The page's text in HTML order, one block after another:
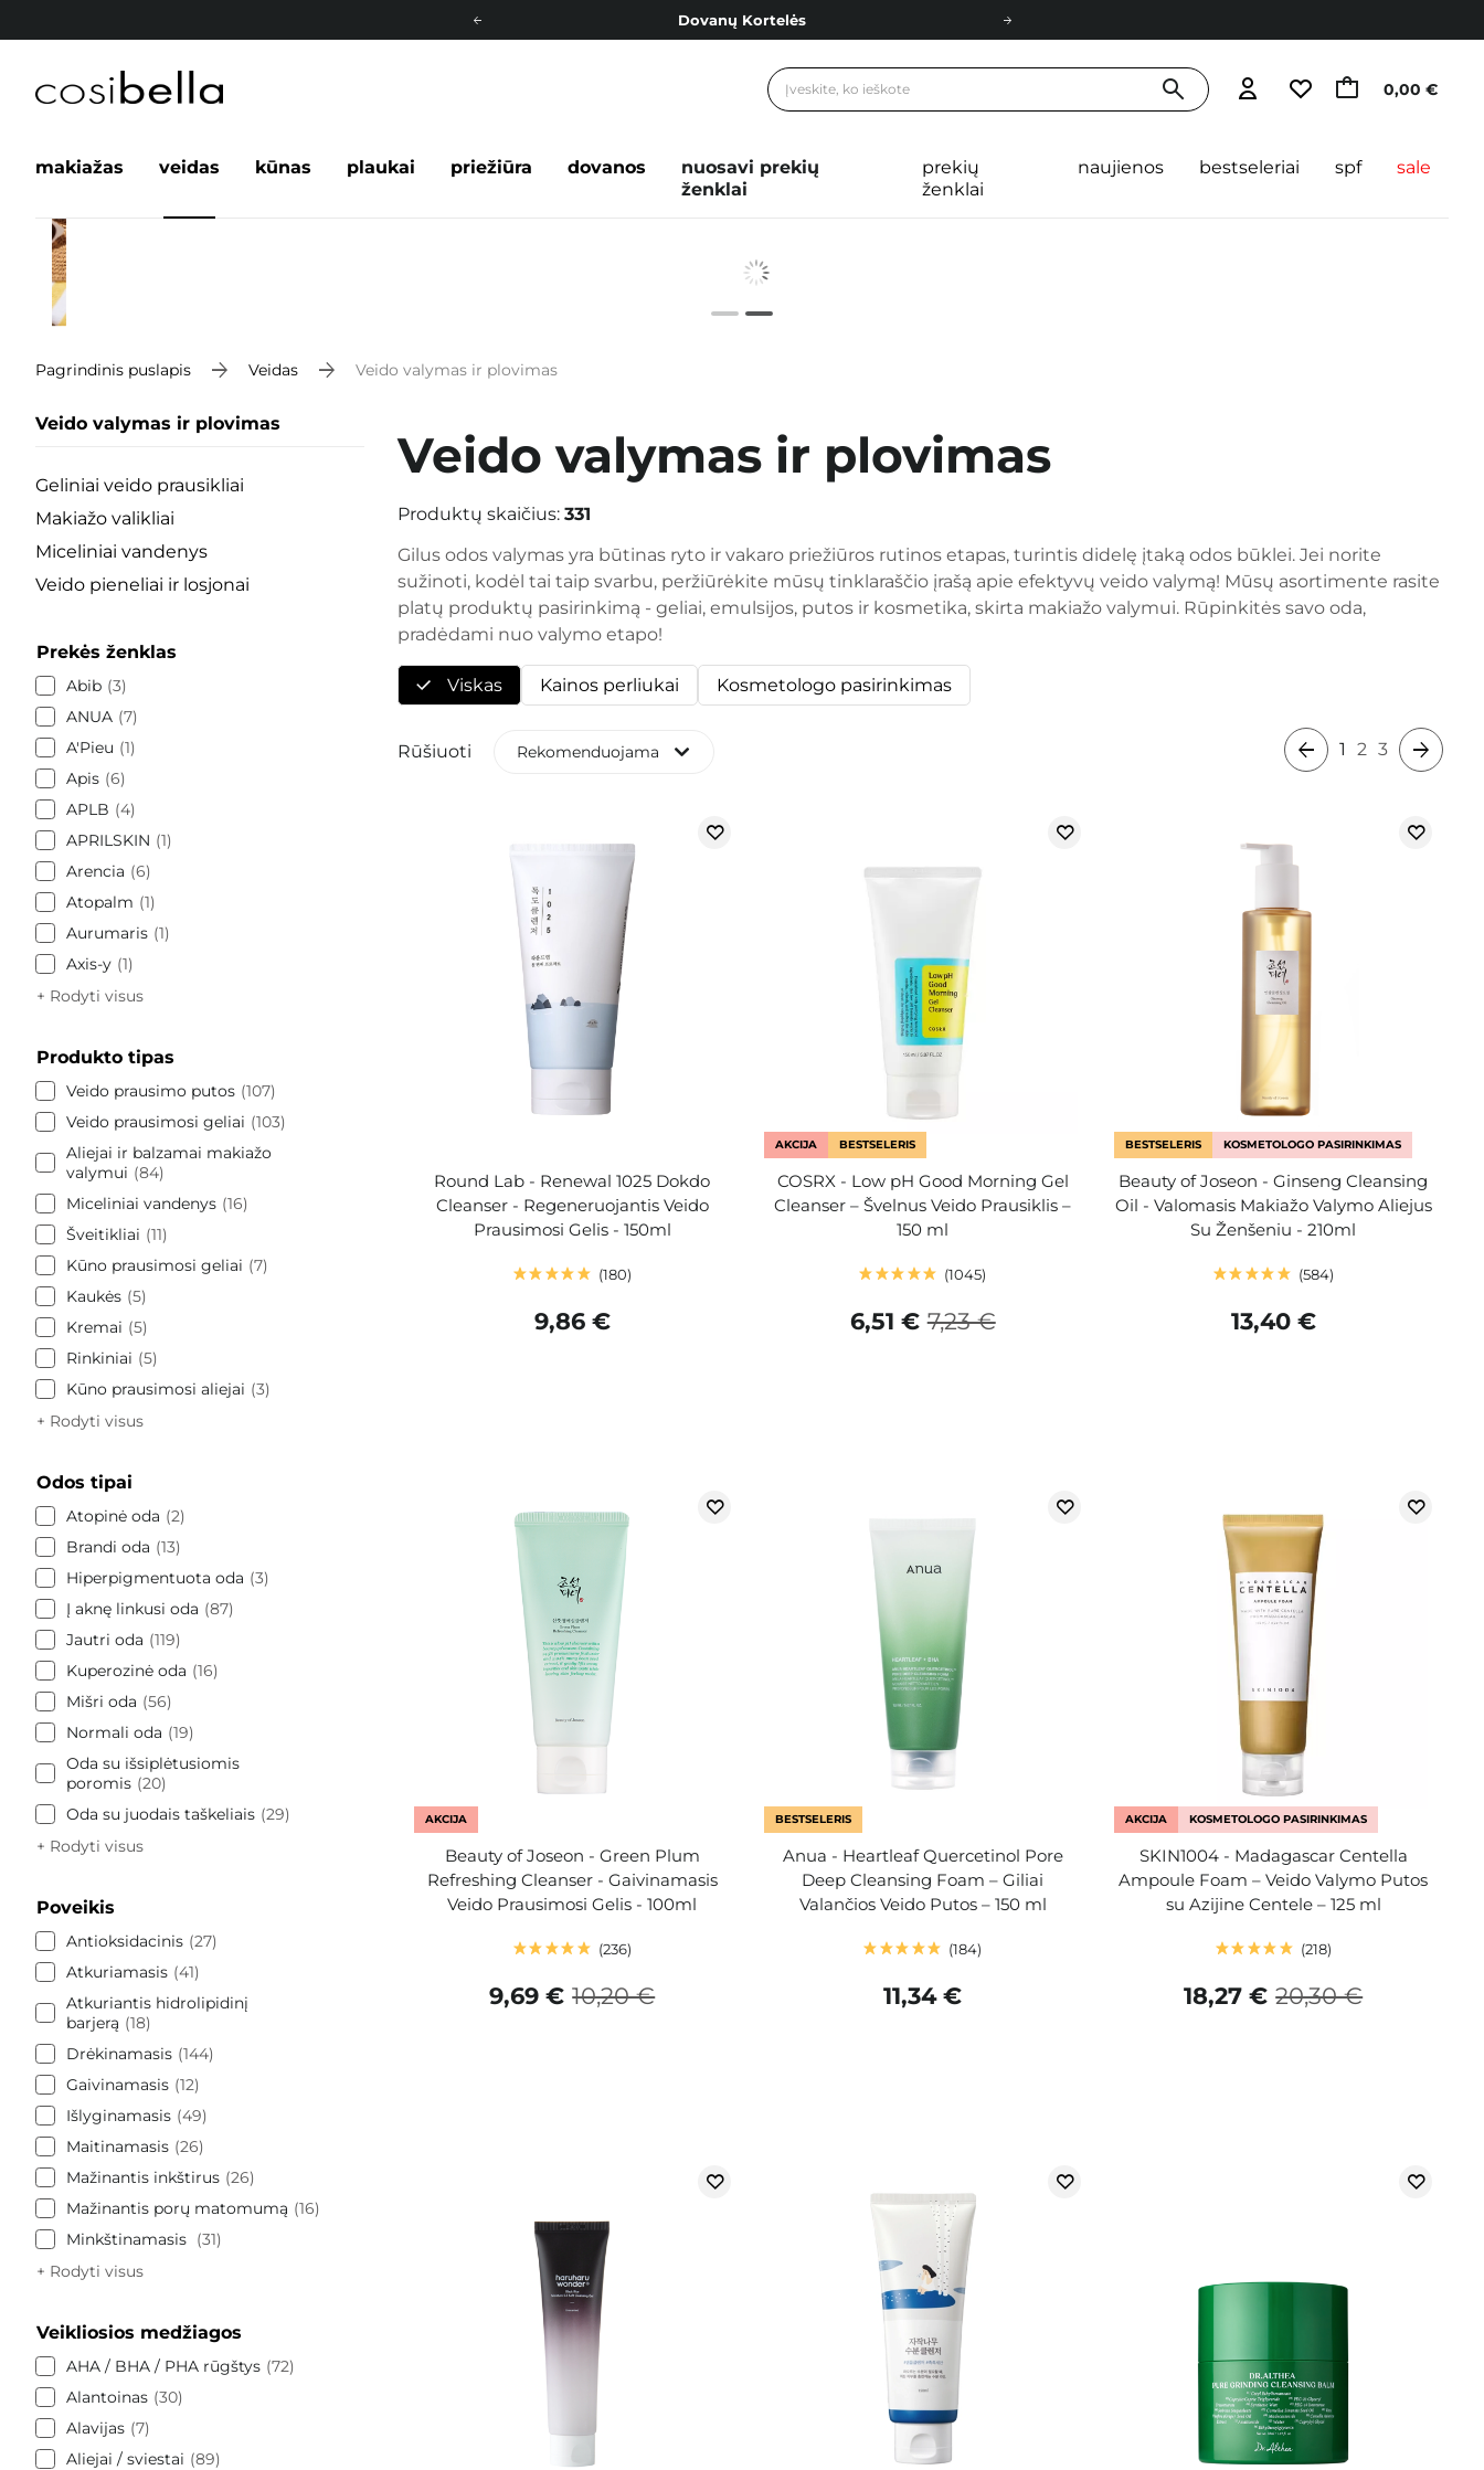
Dovanų Kortelės
Nemokamas pristatymas nuo 40,00 € 0,00 €
makiažas veidas kūnas plaukai priežiūra dovanos
nuosavi prekių
ženklai
prekių
ženklai
naujienos bestseleriai spf sale
Pagrindinis puslapis Veidas Veido valymas ir plovimas
Veido valymas ir plovimas
Geliniai veido prausikliai
Makiažo valikliai
Miceliniai vandenys
Veido pieneliai ir losjonai
Prekės ženklas
Abib 3
ANUA 7
A'Pieu
1
Apis 6
APLB
4
APRILSKIN
1
Arencia
6
Atopalm
1
Aurumaris 1
Axis-y 1
+ Rodyti visus
Produkto tipas
Veido prausimo putos 107
Veido prausimosi geliai
103
Aliejai ir balzamai makiažo
valymui
84
Miceliniai vandenys 16
Šveitikliai
11
Kūno prausimosi geliai
7
Kaukės 5
Kremai
5
Rinkiniai
5
Kūno prausimosi aliejai
3
+ Rodyti visus
Odos tipai
Atopinė oda
2
Brandi oda
13
Hiperpigmentuota oda
3
Į aknę linkusi oda
87
Jautri oda
119
Kuperozinė oda
16
Mišri oda
56
Normali oda
19
Oda su išsiplėtusiomis
poromis 20
Oda su juodais taškeliais 29
+ Rodyti visus
Poveikis
Antioksidacinis 27
Atkuriamasis 41
Atkuriantis hidrolipidinį
barjerą
18
Drėkinamasis 144
Gaivinamasis 12
Išlyginamasis 49
Maitinamasis 26
Mažinantis inkštirus 26
Mažinantis porų matomumą
16
Minkštinamasis
31
+ Rodyti visus
Veikliosios medžiagos
AHA / BHA / PHA rūgštys 72
Alantoinas 30
Alavijas 7
Aliejai / sviestai
89
Veido valymas ir plovimas
Produktų skaičius: 331
Gilus odos valymas yra būtinas ryto ir vakaro priežiūros rutinos etapas, turintis didelę įtaką odos būklei. Jei norite
sužinoti, kodėl tai taip svarbu, peržiūrėkite mūsų tinklaraščio įrašą apie efektyvų veido valymą! Mūsų asortimente rasite
platų produktų pasirinkimą - geliai, emulsijos, putos ir kosmetika, skirta makiažo valymui. Rūpinkitės savo oda,
pradėdami nuo valymo etapo!
Viskas Kainos perliukai Kosmetologo pasirinkimas
Rūšiuoti Rekomenduojama 1 2 3
Round Lab - Renewal 1025 Dokdo
Cleanser - Regeneruojantis Veido
Prausimosi Gelis - 150ml
180
9,86 €
AKCIJA BESTSELERIS
COSRX - Low pH Good Morning Gel
Cleanser – Švelnus Veido Prausiklis –
150 ml
1045
7,23 €
6,51 €
BESTSELERIS KOSMETOLOGO PASIRINKIMAS
Beauty of Joseon - Ginseng Cleansing
Oil - Valomasis Makiažo Valymo Aliejus
Su Ženšeniu - 210ml
584
13,40 €
AKCIJA
Beauty of Joseon - Green Plum
Refreshing Cleanser - Gaivinamasis
Veido Prausimosi Gelis - 100ml
236
10,20 €
9,69 €
BESTSELERIS
Anua - Heartleaf Quercetinol Pore
Deep Cleansing Foam – Giliai
Valančios Veido Putos – 150 ml
184
11,34 €
AKCIJA KOSMETOLOGO PASIRINKIMAS
SKIN1004 - Madagascar Centella
Ampoule Foam – Veido Valymo Putos
su Azijine Centele – 125 ml
218
20,30 €
18,27 €